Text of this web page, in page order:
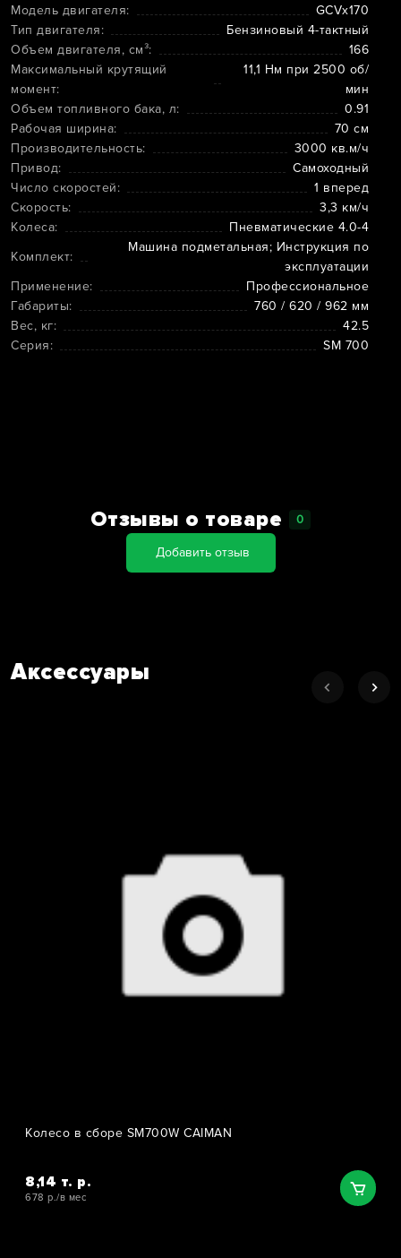
Модель двигателя:
GCVx170
Тип двигателя:
Бензиновый 4-тактный
Объем двигателя, см³:
166
Максимальный крутящий
момент:
11,1 Нм при 2500 об/
мин
Объем топливного бака, л:
0.91
Рабочая ширина:
70 см
Производительность:
3000 кв.м/ч
Привод:
Самоходный
Число скоростей:
1 вперед
Скорость:
3,3 км/ч
Колеса:
Пневматические 4.0-4
Комплект:
Машина подметальная; Инструкция по
эксплуатации
Применение:
Профессиональное
Габариты:
760 / 620 / 962 мм
Вес, кг:
42.5
Серия:
SM 700
Отзывы о товаре 0
Добавить отзыв
Аксессуары
Колесо в сборе SM700W CAIMAN
8,14 т. р.
678 р./в мес